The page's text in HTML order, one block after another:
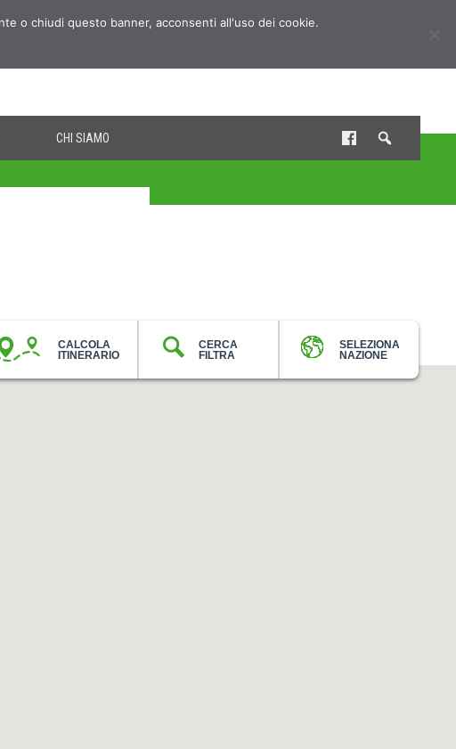
CHI SIAMO
o chiudi questo banner, acconsenti all'uso dei cookie.